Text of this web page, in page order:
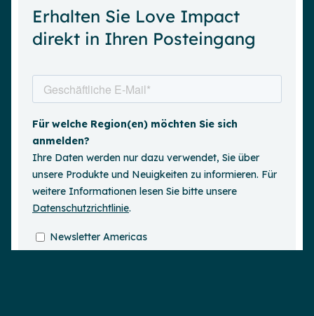
Demo anfordern
Erhalten Sie Love Impact
direkt in Ihren Posteingang